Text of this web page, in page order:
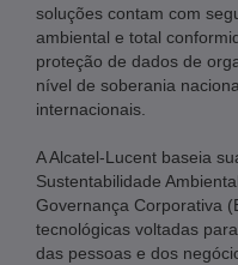
soluções contam com
ambiental e total
proteção de dados de
nível de soberania
internacionais.
A Alcatel-Lucent baseia
Sustentabilidade
Governança Corporativa
tecnológicas voltadas
das pessoas e dos